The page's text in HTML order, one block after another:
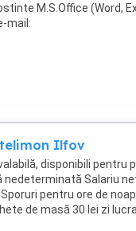
M.S.Office (Word,
mail:
Ilfov
disponibili pentru
Salariu
pentru ore de
de masă 30 lei zi